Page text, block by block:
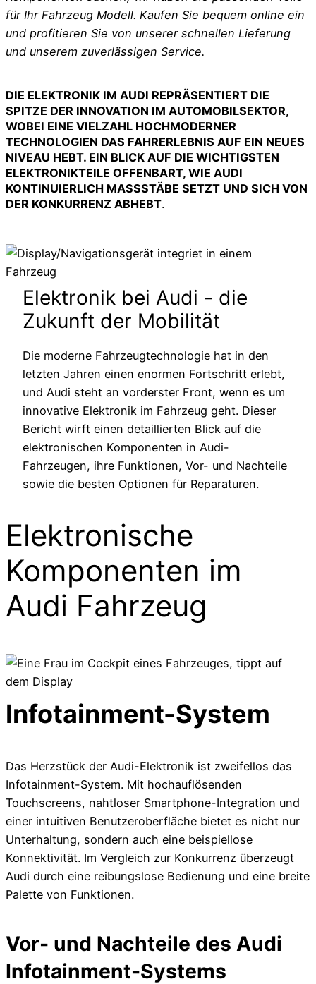
für Ihr Fahrzeug Modell. Kaufen Sie bequem online ein
und profitieren Sie von unserer schnellen Lieferung
und unserem zuverlässigen Service.
DIE ELEKTRONIK IM AUDI REPRÄSENTIERT DIE
SPITZE DER INNOVATION IM AUTOMOBILSEKTOR,
WOBEI EINE VIELZAHL HOCHMODERNER
TECHNOLOGIEN DAS FAHRERLEBNIS AUF EIN NEUES
NIVEAU HEBT. EIN BLICK AUF DIE WICHTIGSTEN
ELEKTRONIKTEILE OFFENBART, WIE AUDI
KONTINUIERLICH MASSSTÄBE SETZT UND SICH VON D
ER KONKURRENZ ABHEBT .
Elektronik bei Audi - die
Zukunft der Mobilität
Die moderne Fahrzeugtechnologie hat in den
letzten Jahren einen enormen Fortschritt erlebt,
und Audi steht an vorderster Front, wenn es um
innovative Elektronik im Fahrzeug geht. Dieser
Bericht wirft einen detaillierten Blick auf die
elektronischen Komponenten in Audi-
Fahrzeugen, ihre Funktionen, Vor- und Nachteile
sowie die besten Optionen für Reparaturen.
Elektronische
Komponenten im
Audi Fahrzeug
Infotainment-System
Das Herzstück der Audi-Elektronik ist zweifellos das
Infotainment-System. Mit hochauflösenden
Touchscreens, nahtloser Smartphone-Integration und
einer intuitiven Benutzeroberfläche bietet es nicht nur
Unterhaltung, sondern auch eine beispiellose
Konnektivität. Im Vergleich zur Konkurrenz überzeugt
Audi durch eine reibungslose Bedienung und eine breite
Palette von Funktionen.
Vor- und Nachteile des Audi
Infotainment-Systems